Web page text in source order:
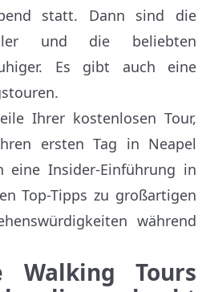
statt. Dann sind die
und die beliebten
Es gibt auch eine
Ihrer kostenlosen Tour,
ersten Tag in Neapel
eine Insider-Einführung in
Top-Tipps zu großartigen
während
Walking Tours